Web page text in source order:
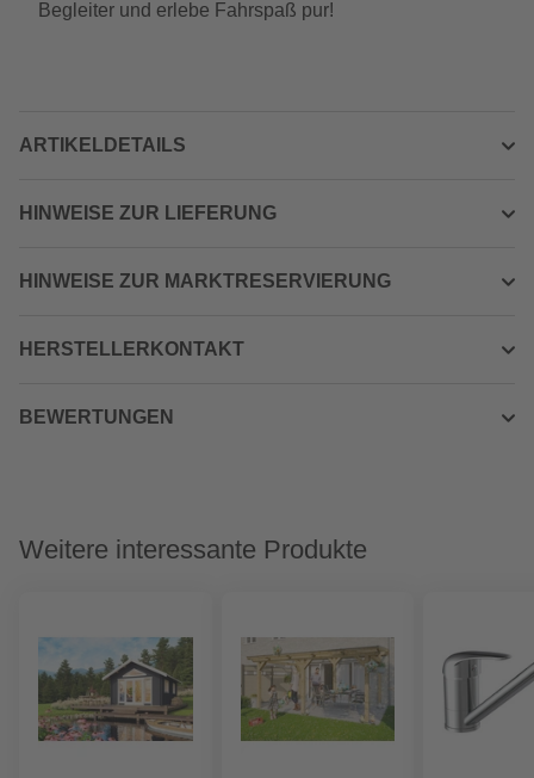
Begleiter und erlebe Fahrspaß pur!
ARTIKELDETAILS
HINWEISE ZUR LIEFERUNG
HINWEISE ZUR MARKTRESERVIERUNG
HERSTELLERKONTAKT
BEWERTUNGEN
Weitere interessante Produkte